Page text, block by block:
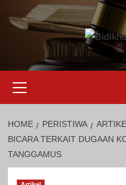
Menu
HOME PERISTIWA
BICARA TERKAIT DUGAAN
TANGGAMUS